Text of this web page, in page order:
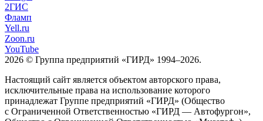
2ГИС
Фламп
Yell.ru
Zoon.ru
YouTube
2026 © Группа предприятий «ГИРД» 1994–2026.
Настоящий сайт является объектом авторского права,
исключительные права на использование которого
принадлежат Группе предприятий «ГИРД» (Общество
с Ограниченной Ответственностью «ГИРД — Автофургон»,